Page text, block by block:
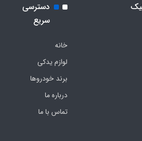
دسترسی
سریع
خانه
لوازم یدکی
برند خودروها
درباره ما
تماس با ما